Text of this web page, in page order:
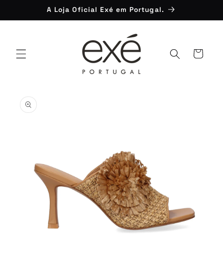
conteúdo
A Loja Oficial Exé em Portugal.
Carrinho
informação
do produto